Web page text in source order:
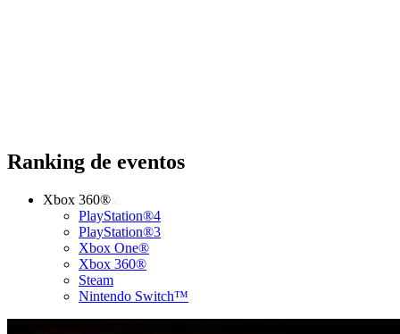
Ranking de eventos
Xbox 360®
PlayStation®4
PlayStation®3
Xbox One®
Xbox 360®
Steam
Nintendo Switch™